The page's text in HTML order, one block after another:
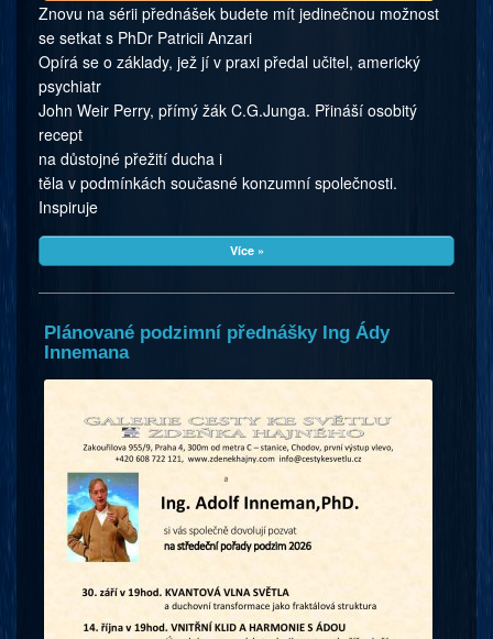
Znovu na sérii přednášek budete mít jedinečnou možnost
se setkat s PhDr Patricii Anzari
Opírá se o základy, jež jí v praxi předal učitel, americký
psychiatr
John Weir Perry, přímý žák C.G.Junga. Přináší osobitý
recept
na důstojné přežití ducha i
těla v podmínkách současné konzumní společnosti.
Inspiruje
Více »
Plánované podzimní přednášky Ing Ády
Innemana